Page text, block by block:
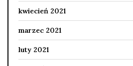
kwiecień 2021
marzec 2021
luty 2021